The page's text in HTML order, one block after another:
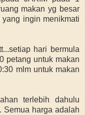
makan yg besar
ingin menikmati
hari bermula
petang untuk makan
mlm untuk makan
terlebih dahulu
Semua harga adalah